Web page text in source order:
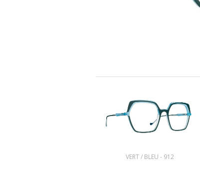
VERT / BLEU - 912